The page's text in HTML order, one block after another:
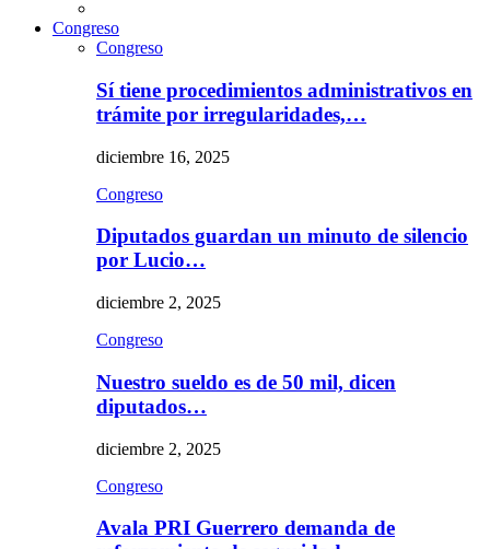
Congreso
Congreso
Sí tiene procedimientos administrativos en
trámite por irregularidades,…
diciembre 16, 2025
Congreso
Diputados guardan un minuto de silencio
por Lucio…
diciembre 2, 2025
Congreso
Nuestro sueldo es de 50 mil, dicen
diputados…
diciembre 2, 2025
Congreso
Avala PRI Guerrero demanda de